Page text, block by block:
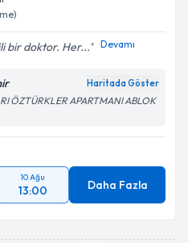
bir doktor. Her... Devamı
Haritada Göster
ÖZTÜRKLER APARTMANI ABLOK
10 Ağu
13:00 Daha Fazla